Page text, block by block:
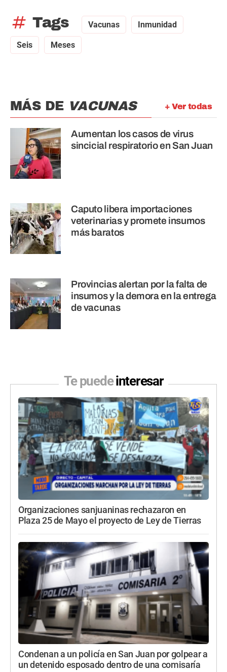
tag Tags Vacunas Inmunidad
Seis Meses
+ Ver todas
MÁS DE VACUNAS
Aumentan los casos de virus
sincicial respiratorio en San Juan
Caputo libera importaciones
veterinarias y promete insumos
más baratos
Provincias alertan por la falta de
insumos y la demora en la entrega
de vacunas
Te puedeinteresar
Organizaciones sanjuaninas rechazaron en
Plaza 25 de Mayo el proyecto de Ley de Tierras
Condenan a un policía en San Juan por golpear a
un detenido esposado dentro de una comisaría